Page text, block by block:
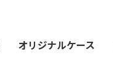
オリジナルケース